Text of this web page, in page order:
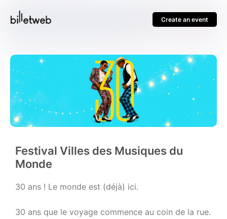
Create an event
Festival Villes des Musiques du
Monde
30 ans ! Le monde est (déjà) ici.
30 ans que le voyage commence au coin de la rue.